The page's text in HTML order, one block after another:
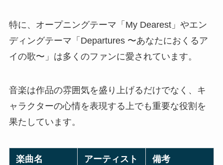
特に、オープニングテーマ「My Dearest」やエン
ディングテーマ「Departures 〜あなたにおくるア
イの歌〜」は多くのファンに愛されています。
音楽は作品の雰囲気を盛り上げるだけでなく、キ
ャラクターの心情を表現する上でも重要な役割を
果たしています。
楽曲名 アーティスト 備考